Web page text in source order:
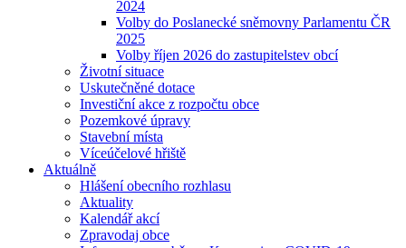
2024
Volby do Poslanecké sněmovny Parlamentu ČR
2025
Volby říjen 2026 do zastupitelstev obcí
Životní situace
Uskutečněné dotace
Investiční akce z rozpočtu obce
Pozemkové úpravy
Stavební místa
Víceúčelové hřiště
Aktuálně
Hlášení obecního rozhlasu
Aktuality
Kalendář akcí
Zpravodaj obce